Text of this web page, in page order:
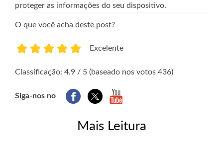
proteger as informações do seu dispositivo.
O que você acha deste post?
Excelente
Classificação: 4.9 / 5 (baseado nos votos 436)
Siga-nos no
Mais Leitura